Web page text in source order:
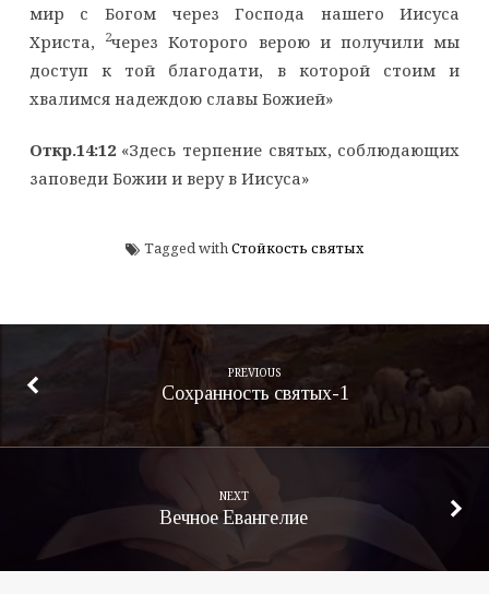
мир с Богом через Господа нашего Иисуса
Христа,
2через Которого верою и получили мы
доступ к той благодати, в которой стоим и
хвалимся надеждою славы Божией»
Откр.14:12«Здесь терпение святых, соблюдающих
заповеди Божии и веру в Иисуса»
Tagged withСтойкость святых
PREVIOUS
Сохранность святых-1
NEXT
Вечное Евангелие